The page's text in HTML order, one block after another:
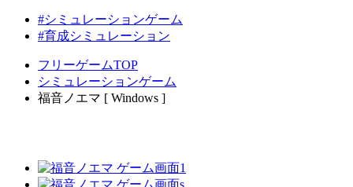
#シミュレーションゲーム
#育成シミュレーション
フリーゲームTOP
シミュレーションゲーム
福音ノエマ [ Windows ]